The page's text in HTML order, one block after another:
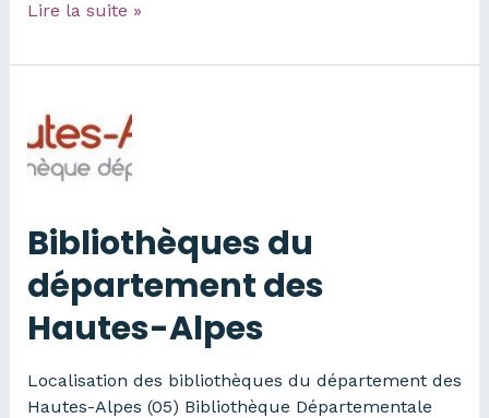
Equipements
publics
Lire la suite »
Bibliothèques du
département des
Hautes-Alpes
Localisation des bibliothèques du département des
Hautes-Alpes (05) Bibliothèque Départementale